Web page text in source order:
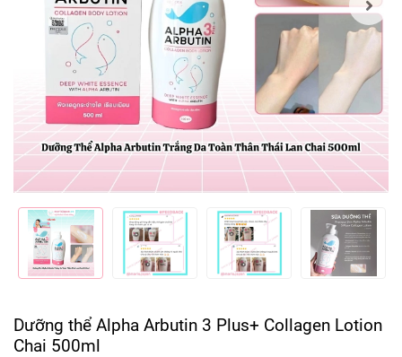
Dưỡng thể Alpha Arbutin 3 Plus+ Collagen Lotion
Chai 500ml